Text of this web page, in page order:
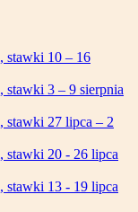
stawki 10 – 16
3 – 9 sierpnia
stawki 27 lipca – 2
stawki 20 - 26 lipca
stawki 13 - 19 lipca